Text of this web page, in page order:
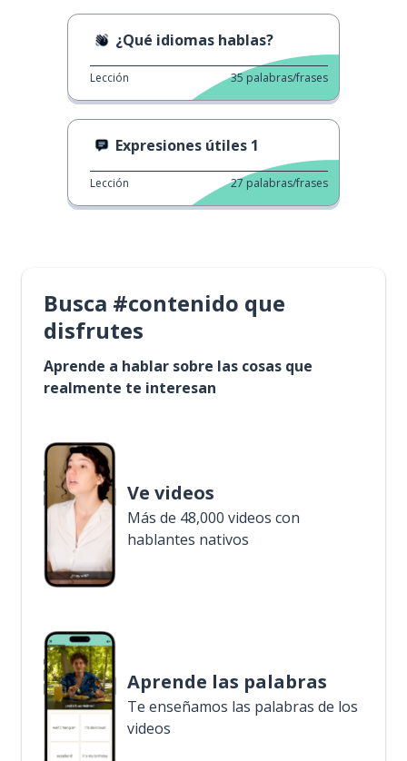
¿Qué idiomas hablas?
Lección 35 palabras/frases
Expresiones útiles 1
Lección 27 palabras/frases
Busca #contenido que
disfrutes
Aprende a hablar sobre las cosas que
realmente te interesan
Ve videos
Más de 48,000 videos con
hablantes nativos
Aprende las palabras
Te enseñamos las palabras de los
videos